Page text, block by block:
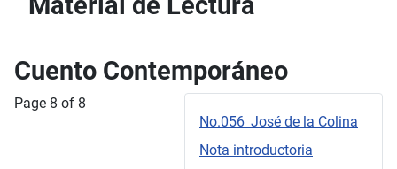
Cuento Contemporáneo
No.056_José de la Colina
Nota introductoria
Page 8 of 8